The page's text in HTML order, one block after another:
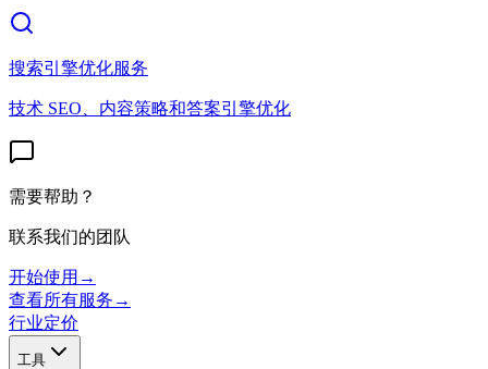
搜索引擎优化服务
技术 SEO、内容策略和答案引擎优化
需要帮助？
联系我们的团队
开始使用 →
查看所有服务 →
行业定价
工具